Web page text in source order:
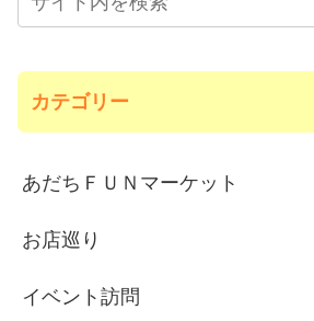
カテゴリー
あだちＦＵＮマーケット
お店巡り
イベント訪問